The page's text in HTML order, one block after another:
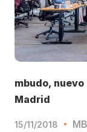
mbudo,
Madrid
15/11/2018